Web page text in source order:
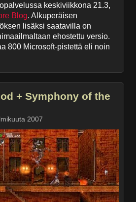
keskiviikkona 21.3,
Blog. Alkuperäisen
lisäksi saatavilla on
ehostettu versio.
800 Microsoft-pistettä eli noin
+ Symphony of the
2007